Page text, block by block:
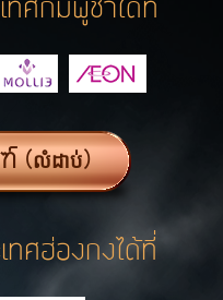
ศกัมพูชาได้ที่
ฑ์(លំដាប់)
ศฮ่องกงได้ที่